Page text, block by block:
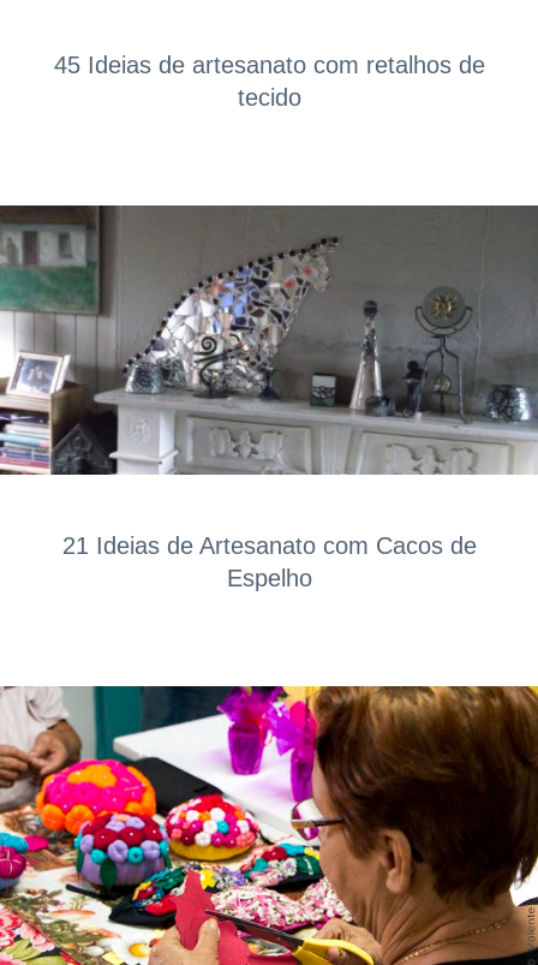
45 Ideias de artesanato com retalhos de
tecido
21 Ideias de Artesanato com Cacos de
Espelho